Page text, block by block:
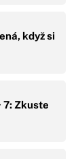
když si
7: Zkuste